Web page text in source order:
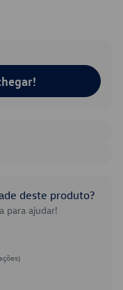
deste produto?
para ajudar!